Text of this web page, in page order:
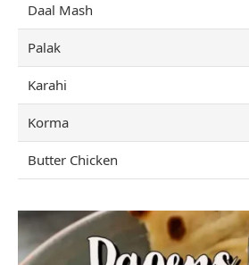
Daal Mash
Palak
Karahi
Korma
Butter Chicken